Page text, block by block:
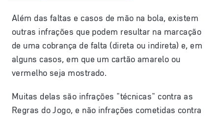
Além das faltas e casos de mão na bola, existem
outras infrações que podem resultar na marcação
de uma cobrança de falta (direta ou indireta) e, em
alguns casos, em que um cartão amarelo ou
vermelho seja mostrado.
Muitas delas são infrações "técnicas" contra as
Regras do Jogo, e não infrações cometidas contra